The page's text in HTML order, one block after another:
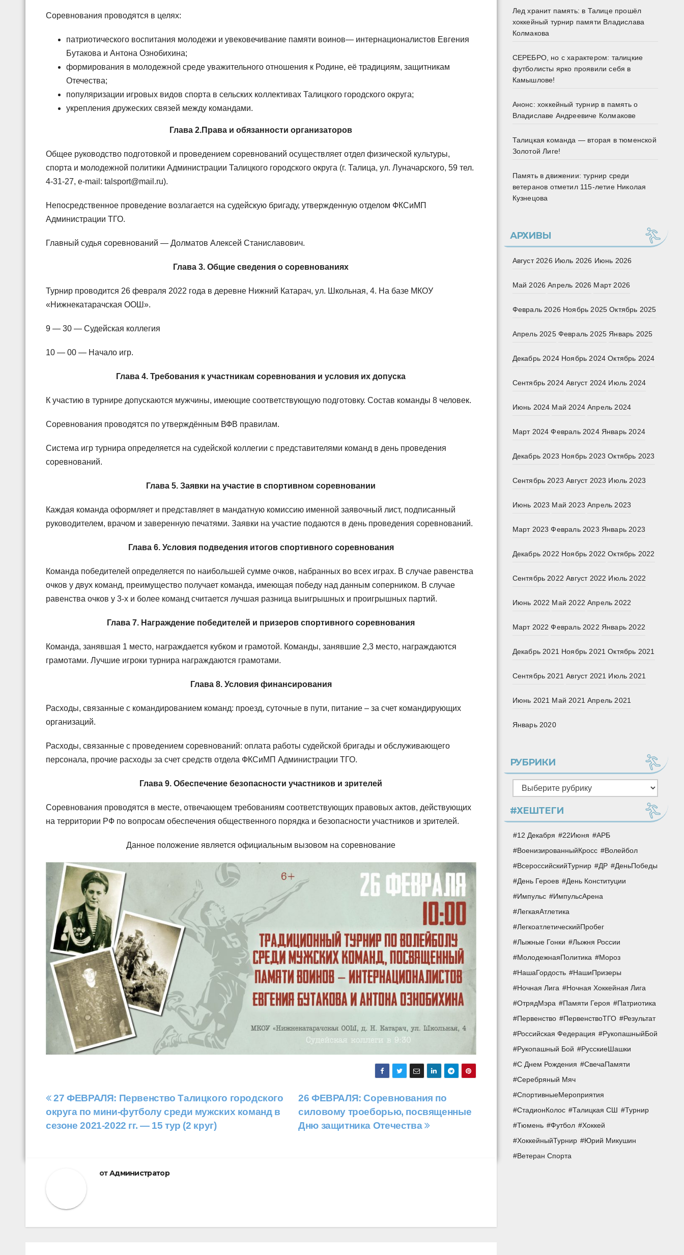
Соревнования проводятся в целях:
патриотического воспитания молодежи и увековечивание памяти воинов— интернационалистов Евгения
Бутакова и Антона Ознобихина;
формирования в молодежной среде уважительного отношения к Родине, её традициям, защитникам
Отечества;
популяризации игровых видов спорта в сельских коллективах Талицкого городского округа;
укрепления дружеских связей между командами.
Глава 2.Права и обязанности организаторов
Общее руководство подготовкой и проведением соревнований осуществляет отдел физической культуры,
спорта и молодежной политики Администрации Талицкого городского округа (г. Талица, ул. Луначарского, 59 тел.
4-31-27, e-mail: talsport@mail.ru).
Непосредственное проведение возлагается на судейскую бригаду, утвержденную отделом ФКСиМП
Администрации ТГО.
Главный судья соревнований — Долматов Алексей Станиславович.
Глава 3. Общие сведения о соревнованиях
Турнир проводится 26 февраля 2022 года в деревне Нижний Катарач, ул. Школьная, 4. На базе МКОУ
«Нижнекатарачская ООШ».
9 — 30 — Судейская коллегия
10 — 00 — Начало игр.
Глава 4. Требования к участникам соревнования и условия их допуска
К участию в турнире допускаются мужчины, имеющие соответствующую подготовку. Состав команды 8 человек.
Соревнования проводятся по утверждённым ВФВ правилам.
Система игр турнира определяется на судейской коллегии с представителями команд в день проведения
соревнований.
Глава 5. Заявки на участие в спортивном соревновании
Каждая команда оформляет и представляет в мандатную комиссию именной заявочный лист, подписанный
руководителем, врачом и заверенную печатями. Заявки на участие подаются в день проведения соревнований.
Глава 6. Условия подведения итогов спортивного соревнования
Команда победителей определяется по наибольшей сумме очков, набранных во всех играх. В случае равенства
очков у двух команд, преимущество получает команда, имеющая победу над данным соперником. В случае
равенства очков у 3-х и более команд считается лучшая разница выигрышных и проигрышных партий.
Глава 7. Награждение победителей и призеров спортивного соревнования
Команда, занявшая 1 место, награждается кубком и грамотой. Команды, занявшие 2,3 место, награждаются
грамотами. Лучшие игроки турнира награждаются грамотами.
Глава 8. Условия финансирования
Расходы, связанные с командированием команд: проезд, суточные в пути, питание – за счет командирующих
организаций.
Расходы, связанные с проведением соревнований: оплата работы судейской бригады и обслуживающего
персонала, прочие расходы за счет средств отдела ФКСиМП Администрации ТГО.
Глава 9. Обеспечение безопасности участников и зрителей
Соревнования проводятся в месте, отвечающем требованиям соответствующих правовых актов, действующих
на территории РФ по вопросам обеспечения общественного порядка и безопасности участников и зрителей.
Данное положение является официальным вызовом на соревнование
Навигация
по
26 ФЕВРАЛЯ: Соревнования по
силовому троеборью, посвященные
Дню защитника Отечества
27 ФЕВРАЛЯ: Первенство Талицкого городского
округа по мини-футболу среди мужских команд в
сезоне 2021-2022 гг. — 15 тур (2 круг)
отАдминистратор
Лед хранит память: в Талице прошёл
хоккейный турнир памяти Владислава
Колмакова
СЕРЕБРО, но с характером: талицкие
футболисты ярко проявили себя в
Камышлове!
Анонс: хоккейный турнир в память о
Владиславе Андреевиче Колмакове
Талицкая команда — вторая в тюменской
Золотой Лиге!
Память в движении: турнир среди
ветеранов отметил 115‑летие Николая
Кузнецова
АРХИВЫ
Август 2026 Июль 2026 Июнь 2026
Май 2026 Апрель 2026 Март 2026
Февраль 2026 Ноябрь 2025 Октябрь 2025
Апрель 2025 Февраль 2025 Январь 2025
Декабрь 2024 Ноябрь 2024 Октябрь 2024
Сентябрь 2024 Август 2024 Июль 2024
Июнь 2024 Май 2024 Апрель 2024
Март 2024 Февраль 2024 Январь 2024
Декабрь 2023 Ноябрь 2023 Октябрь 2023
Сентябрь 2023 Август 2023 Июль 2023
Июнь 2023 Май 2023 Апрель 2023
Март 2023 Февраль 2023 Январь 2023
Декабрь 2022 Ноябрь 2022 Октябрь 2022
Сентябрь 2022 Август 2022 Июль 2022
Июнь 2022 Май 2022 Апрель 2022
Март 2022 Февраль 2022 Январь 2022
Декабрь 2021 Ноябрь 2021 Октябрь 2021
Сентябрь 2021 Август 2021 Июль 2021
Июнь 2021 Май 2021 Апрель 2021
Январь 2020
РУБРИКИ
Рубрики
#ХЕШТЕГИ
12 Декабря 22Июня
АРБ
ВоенизированныйКросс
Волейбол
ВсероссийскийТурнир
ДР
ДеньПобеды
День Героев
День Конституции
Импульс
ИмпульсАрена
ЛегкаяАтлетика
ЛегкоатлетическийПробег
Лыжные Гонки
Лыжня России
МолодежнаяПолитика
Мороз
НашаГордость
НашиПризеры
Ночная Лига
Ночная Хоккейная Лига
ОтрядМэра
Памяти Героя
Патриотика
Первенство
ПервенствоТГО
Результат
Российская Федерация
РукопашныйБой
Рукопашный Бой
РусскиеШашки
С Днем Рождения
СвечаПамяти
Серебряный Мяч
СпортивныеМероприятия
СтадионКолос
Талицкая СШ
Турнир
Тюмень
Футбол
Хоккей
ХоккейныйТурнир
Юрий Микушин
Ветеран Спорта